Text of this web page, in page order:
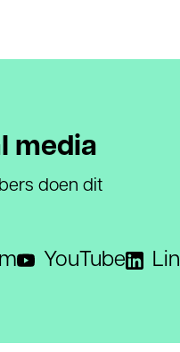
media
doen dit
YouTube